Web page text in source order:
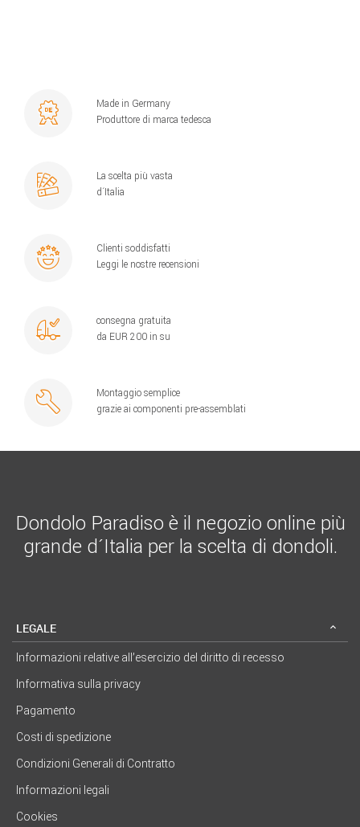
Made in Germany
Produttore di marca tedesca
La scelta più vasta
d´Italia
Clienti soddisfatti
Leggi le nostre recensioni
consegna gratuita
da EUR 200 in su
Montaggio semplice
grazie ai componenti pre-assemblati
Dondolo Paradiso è il negozio online più
grande d´Italia per la scelta di dondoli.
LEGALE
Informazioni relative all’esercizio del diritto di recesso
Informativa sulla privacy
Pagamento
Costi di spedizione
Condizioni Generali di Contratto
Informazioni legali
Cookies